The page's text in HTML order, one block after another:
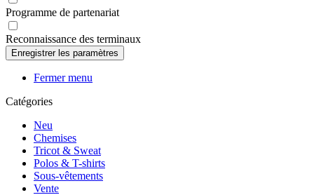
Programme de partenariat
Reconnaissance des terminaux
Fermer menu
Catégories
Neu
Chemises
Tricot & Sweat
Polos & T-shirts
Sous-vêtements
Vente